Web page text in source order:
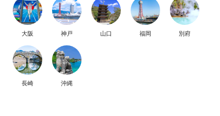
大阪 神戸 山口 福岡 別府
長崎 沖縄